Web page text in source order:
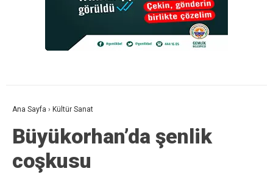
Ana Sayfa › Kültür Sanat
Büyükorhan’da şenlik
coşkusu